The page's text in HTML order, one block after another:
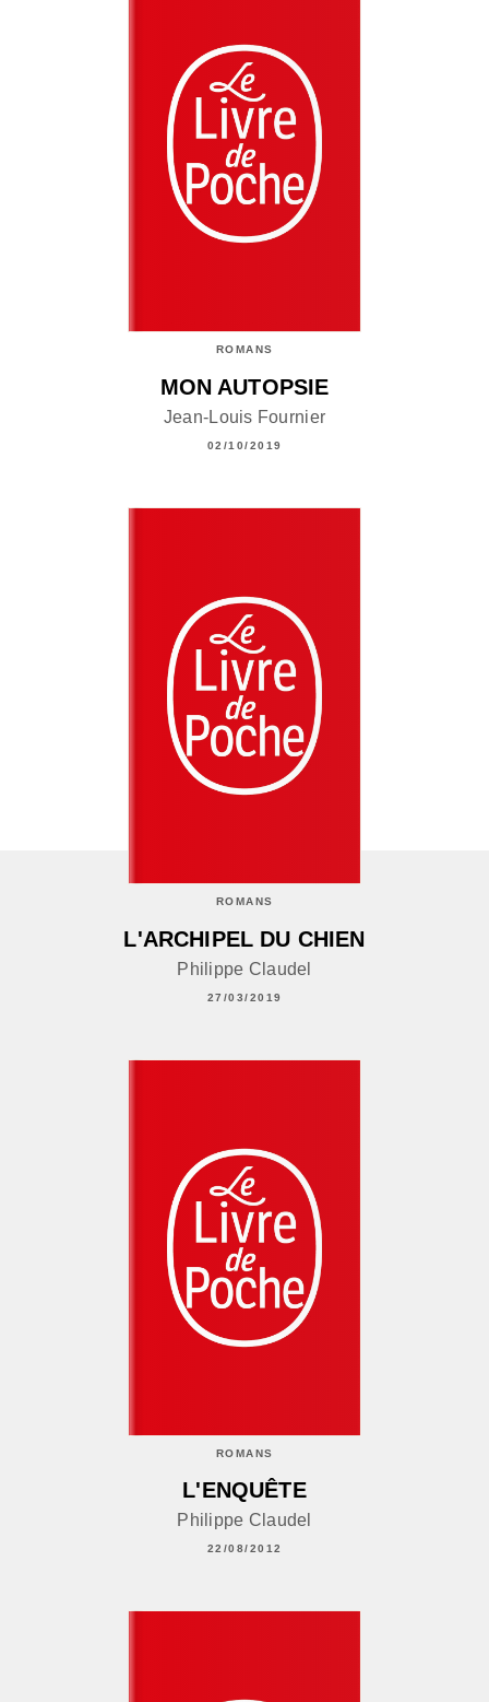
ROMANS
MON AUTOPSIE
Jean-Louis Fournier
02/10/2019
ROMANS
L'ARCHIPEL DU CHIEN
Philippe Claudel
27/03/2019
ROMANS
L'ENQUÊTE
Philippe Claudel
22/08/2012